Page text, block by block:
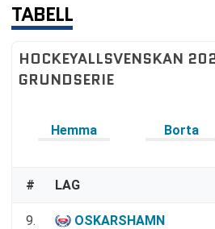
TABELL
HOCKEYALLSVENSKAN
GRUNDSERIE
Hemma Borta
# LAG
9. OSKARSHAMN